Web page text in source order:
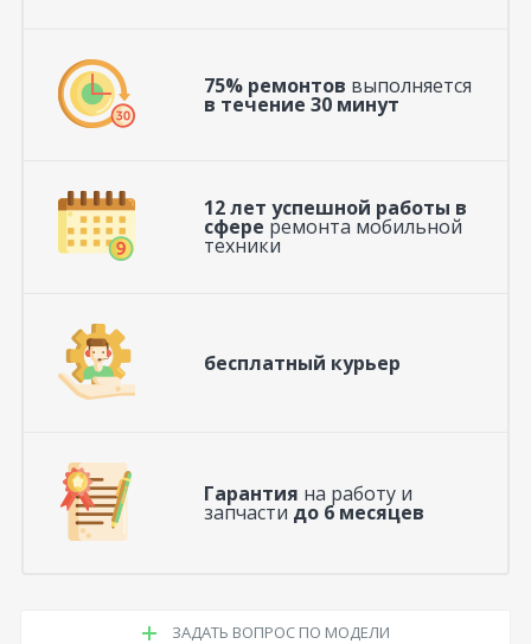
75% ремонтов выполняется
в течение 30 минут
12 лет успешной работы в
сфере ремонта мобильной
техники
бесплатный курьер
Гарантия на работу и
запчасти до 6 месяцев
ЗАДАТЬ ВОПРОС ПО МОДЕЛИ